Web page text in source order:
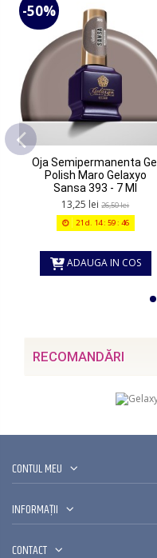
-50%
Oja Semipermanenta Gel
Polish Maro Gelaxyo
Sansa 393 - 7 Ml
13,25 lei26,50 lei
21 d. 14: 59: 45
ADAUGA IN COS
RECOMANDĂRI
CONTUL MEU
INFORMAȚII
CONTACT